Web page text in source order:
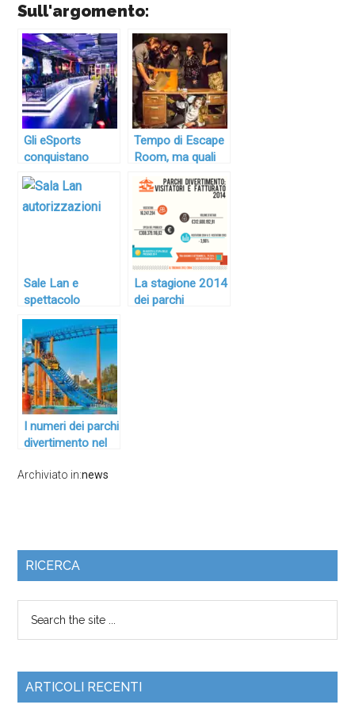
Sull'argomento:
Gli eSports
conquistano
l’attenzione della
politica e del
pubblico. Cosa
Tempo di Escape
Room, ma quali
autorizzazioni?
Serve una
licenza? Si
esprime il
Ministero
dell’interno
Sale Lan e
spettacolo
viaggiante:
proroga al 31
dicembre 2026
La stagione 2014
dei parchi
I numeri dei parchi
divertimento nel
SIAE
Archiviato in:news
RICERCA
ARTICOLI RECENTI